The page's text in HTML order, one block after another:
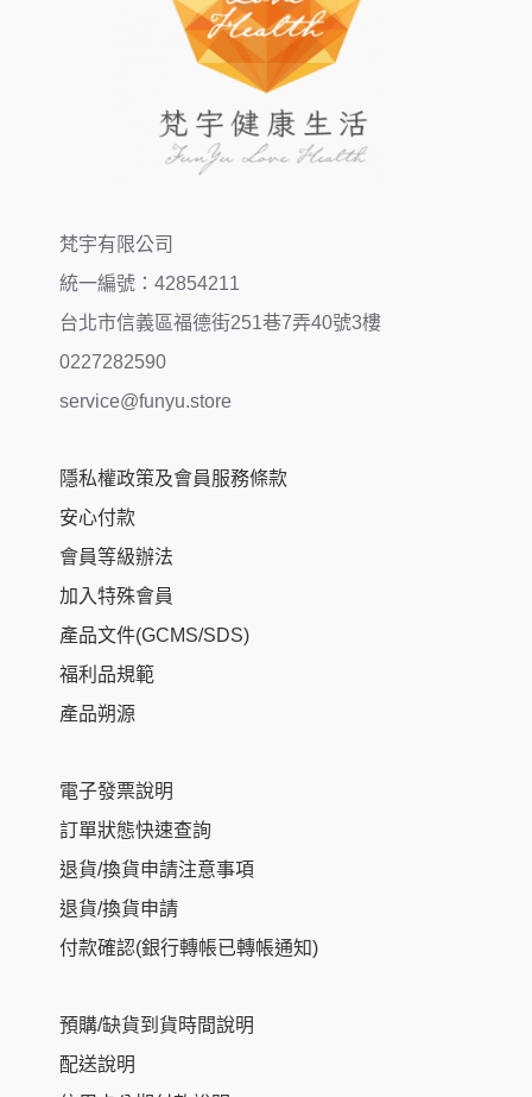
梵宇有限公司
統一編號：42854211
台北市信義區福德街251巷7弄40號3樓
0227282590
service@funyu.store
隱私權政策及會員服務條款
安心付款
會員等級辦法
加入特殊會員
產品文件(GCMS/SDS)
福利品規範
產品朔源
電子發票說明
訂單狀態快速查詢
退貨/換貨申請注意事項
退貨/換貨申請
付款確認(銀行轉帳已轉帳通知)
預購/缺貨到貨時間說明
配送說明